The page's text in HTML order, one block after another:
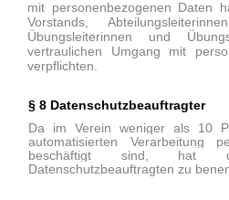
mit personenbezogenen Daten
Vorstands,
Übungsleiterinnen und
vertraulichen Umgang mit
verpflichten.
§ 8 Datenschutzbeauftragter
Da im Verein weniger als 10
automatisierten Verarbeitung
beschäftigt sind, hat
Datenschutzbeauftragten zu